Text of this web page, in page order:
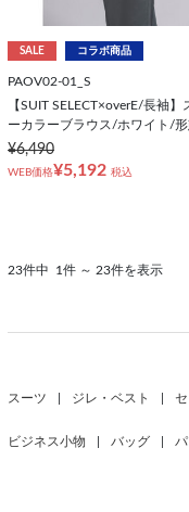
SALE コラボ商品
PAOV02-01_S
【SUIT SELECT×overE/長袖】
ーカラーブラウス/ホワイト/
¥6,490
WEB価格¥5,192 税込
23件中 1件 ～ 23件を表示
スーツ ジレ・ベスト
ビジネス小物 バッグ